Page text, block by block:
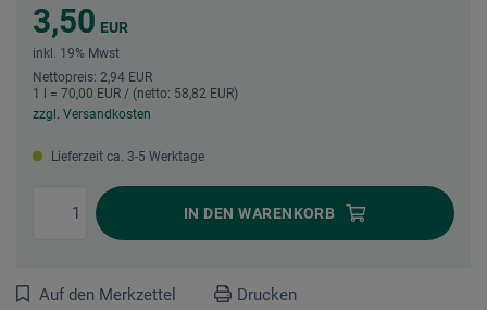
3,50 EUR
inkl. 19% Mwst
Nettopreis: 2,94 EUR
1 l = 70,00 EUR / (netto: 58,82 EUR)
zzgl. Versandkosten
Lieferzeit ca. 3-5 Werktage
IN DEN WARENKORB
Auf den Merkzettel Drucken